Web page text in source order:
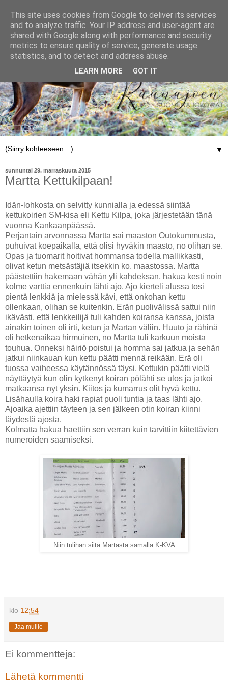
▼
sunnuntai 29. marraskuuta 2015
Martta Kettukilpaan!
Idän-lohkosta on selvitty kunnialla ja edessä siintää
kettukoirien SM-kisa eli Kettu Kilpa, joka järjestetään tänä
vuonna Kankaanpäässä.
Perjantain arvonnassa Martta sai maaston Outokummusta,
puhuivat koepaikalla, että olisi hyväkin maasto, no olihan se.
Opas ja tuomarit hoitivat hommansa todella mallikkasti,
olivat ketun metsästäjiä itsekkin ko. maastossa. Martta
päästettiin hakemaan vähän yli kahdeksan, hakua kesti noin
kolme varttia ennenkuin lähti ajo. Ajo kierteli alussa tosi
pientä lenkkiä ja mielessä kävi, että onkohan kettu
ollenkaan, olihan se kuitenkin. Erän puolivälissä sattui niin
ikävästi, että lenkkeilijä tuli kahden koiransa kanssa, joista
ainakin toinen oli irti, ketun ja Martan väliin. Huuto ja rähinä
oli hetkenaikaa hirmuinen, no Martta tuli karkuun moista
touhua. Onneksi häiriö poistui ja homma sai jatkua ja sehän
jatkui niinkauan kun kettu päätti mennä reikään. Erä oli
tuossa vaiheessa käytännössä täysi. Kettukin päätti vielä
näyttäytyä kun olin kytkenyt koiran pölähti se ulos ja jatkoi
matkaansa nyt yksin. Kiitos ja kumarrus olit hyvä kettu.
Lisähaulla koira haki rapiat puoli tuntia ja taas lähti ajo.
Ajoaika ajettiin täyteen ja sen jälkeen otin koiran kiinni
täydestä ajosta.
Kolmatta hakua haettiin sen verran kuin tarvittiin kiitettävien
numeroiden saamiseksi.
Niin tulihan siitä Martasta samalla K-KVA
klo 12:54
Jaa muille
Ei kommentteja:
Lähetä kommentti
This site uses cookies from Google to deliver its services
and to analyze traffic. Your IP address and user-agent are
shared with Google along with performance and security
metrics to ensure quality of service, generate usage
statistics, and to detect and address abuse.
LEARN MORE GOT IT